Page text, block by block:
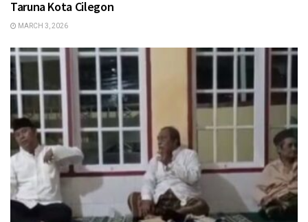
Taruna Kota Cilegon
MARCH 3, 2026